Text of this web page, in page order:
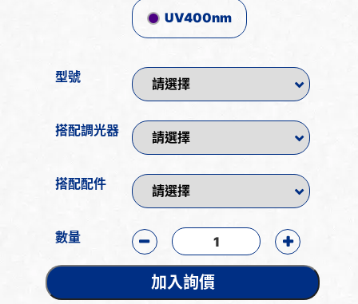
UV400nm
型號
搭配調光器
搭配配件
數量
加入詢價